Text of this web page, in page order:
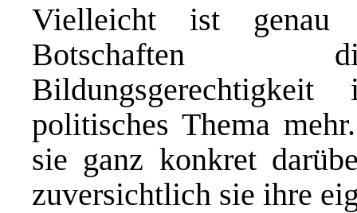
Vielleicht ist genau
Botschaften
politisches Thema
sie ganz konkret
zuversichtlich sie ihre